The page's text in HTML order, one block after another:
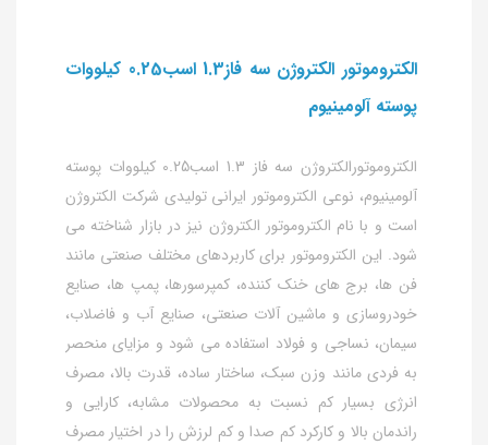
الکتروموتور الکتروژن سه فاز1.3 اسب0.25 کیلووات
پوسته آلومینیوم
الکتروموتورالکتروژن سه فاز 1.3 اسب0.25 کیلووات پوسته
آلومینیوم، نوعی الکتروموتور ایرانی تولیدی شرکت الکتروژن
است و با نام الکتروموتور الکتروژن نیز در بازار شناخته می
شود. این الکتروموتور برای کاربردهای مختلف صنعتی مانند
فن ها، برج های خنک کننده، کمپرسورها، پمپ ها، صنایع
خودروسازی و ماشین آلات صنعتی، صنایع آب و فاضلاب،
سیمان، نساجی و فولاد استفاده می شود و مزایای منحصر
به فردی مانند وزن سبک، ساختار ساده، قدرت بالا، مصرف
انرژی بسیار کم نسبت به محصولات مشابه، کارایی و
راندمان بالا و کارکرد کم صدا و کم لرزش را در اختیار مصرف